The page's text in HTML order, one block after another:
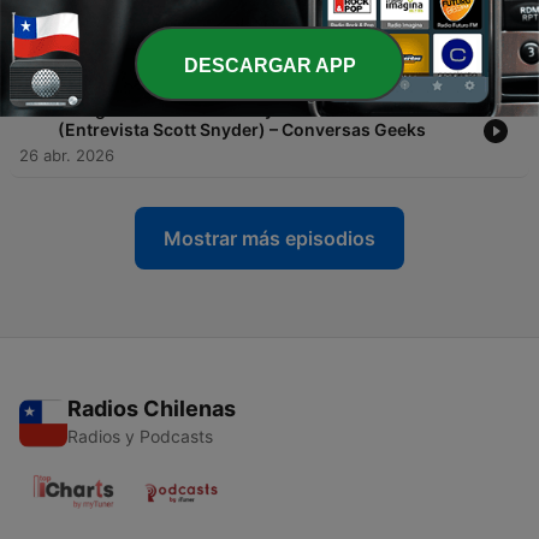
74 - Alyson Sullivan sobre o Lado Oculto de Power
Rangers e os Fãs (Entrevista) – Conversas Geeks
27 abr. 2026
73 - O Segredo Obscuro de Wytches e do Novo Batman
(Entrevista Scott Snyder) – Conversas Geeks
26 abr. 2026
Mostrar más episodios
Radios Chilenas
Radios y Podcasts
DESCARGAR APP